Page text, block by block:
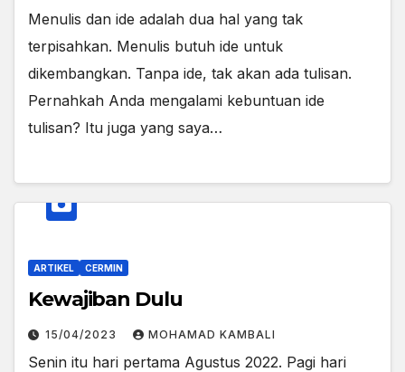
Menulis dan ide adalah dua hal yang tak
terpisahkan. Menulis butuh ide untuk
dikembangkan. Tanpa ide, tak akan ada tulisan.
Pernahkah Anda mengalami kebuntuan ide
tulisan? Itu juga yang saya…
ARTIKEL CERMIN
Kewajiban Dulu
15/04/2023 MOHAMAD KAMBALI
Senin itu hari pertama Agustus 2022. Pagi hari